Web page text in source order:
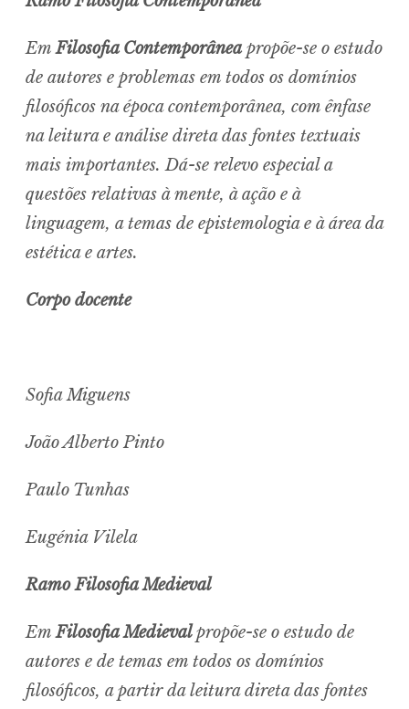
EmFilosofia Contemporâneapropõe-se o estudo
de autores e problemas em todos os domínios
filosóficos na época contemporânea, com ênfase
na leitura e análise direta das fontes textuais
mais importantes. Dá-se relevo especial a
questões relativas à mente, à ação e à
linguagem, a temas de epistemologia e à área da
estética e artes.
Corpo docente
Sofia Miguens
João Alberto Pinto
Paulo Tunhas
Eugénia Vilela
Ramo Filosofia Medieval
EmFilosofia Medievalpropõe-se o estudo de
autores e de temas em todos os domínios
filosóficos, a partir da leitura direta das fontes